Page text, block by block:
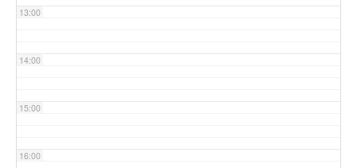
13:00
14:00
15:00
16:00